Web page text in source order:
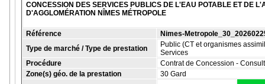
CONCESSION DES SERVICES PUBLICS DE L'EAU POTABLE ET DE
D'AGGLOMÉRATION NÎMES MÉTROPOLE
Référence
Nimes-
Type de marché / Type de prestation
Public (CT et organismes
Services
Procédure
Contrat de Concession -
Zone(s) géo. de la prestation
30 Gard